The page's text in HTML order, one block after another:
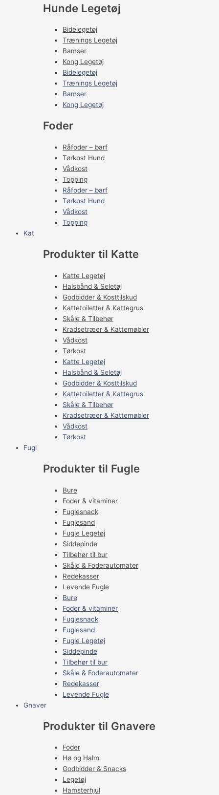
Hunde Legetøj
Bidelegetøj
Trænings Legetøj
Bamser
Kong Legetøj
Bidelegetøj
Trænings Legetøj
Bamser
Kong Legetøj
Foder
Råfoder – barf
Tørkost Hund
Vådkost
Topping
Råfoder – barf
Tørkost Hund
Vådkost
Topping
Kat
Produkter til Katte
Katte Legetøj
Halsbånd & Seletøj
Godbidder & Kosttilskud
Kattetoiletter & Kattegrus
Skåle & Tilbehør
Kradsetræer & Kattemøbler
Vådkost
Tørkost
Katte Legetøj
Halsbånd & Seletøj
Godbidder & Kosttilskud
Kattetoiletter & Kattegrus
Skåle & Tilbehør
Kradsetræer & Kattemøbler
Vådkost
Tørkost
Fugl
Produkter til Fugle
Bure
Foder & vitaminer
Fuglesnack
Fuglesand
Fugle Legetøj
Siddepinde
Tilbehør til bur
Skåle & Foderautomater
Redekasser
Levende Fugle
Bure
Foder & vitaminer
Fuglesnack
Fuglesand
Fugle Legetøj
Siddepinde
Tilbehør til bur
Skåle & Foderautomater
Redekasser
Levende Fugle
Gnaver
Produkter til Gnavere
Foder
Hø og Halm
Godbidder & Snacks
Legetøj
Hamsterhjul